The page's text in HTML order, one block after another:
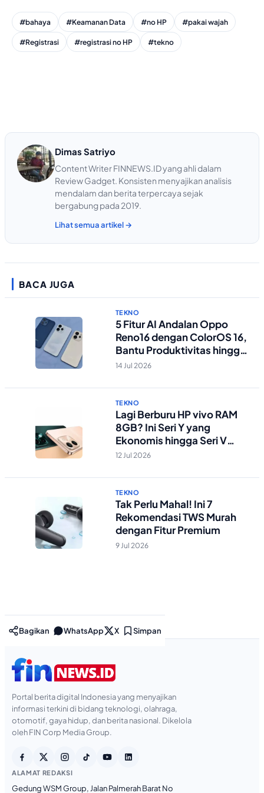
#bahaya #Keamanan Data #no HP #pakai wajah
#Registrasi #registrasi no HP #tekno
Dimas Satriyo
Content Writer FINNEWS.ID yang ahli dalam
Review Gadget. Konsisten menyajikan analisis
mendalam dan berita terpercaya sejak
bergabung pada 2019.
Lihat semua artikel →
BACA JUGA
TEKNO
5 Fitur AI Andalan Oppo
Reno16 dengan ColorOS 16,
Bantu Produktivitas hingga
Edit Foto Lebih Praktis
14 Jul 2026
TEKNO
Lagi Berburu HP vivo RAM
8GB? Ini Seri Y yang
Ekonomis hingga Seri V
Berstandar Militer!
12 Jul 2026
TEKNO
Tak Perlu Mahal! Ini 7
Rekomendasi TWS Murah
dengan Fitur Premium
9 Jul 2026
Bagikan WhatsApp X Simpan
Portal berita digital Indonesia yang menyajikan
informasi terkini di bidang teknologi, olahraga,
otomotif, gaya hidup, dan berita nasional. Dikelola
oleh FIN Corp Media Group.
ALAMAT REDAKSI
Gedung WSM Group, Jalan Palmerah Barat No